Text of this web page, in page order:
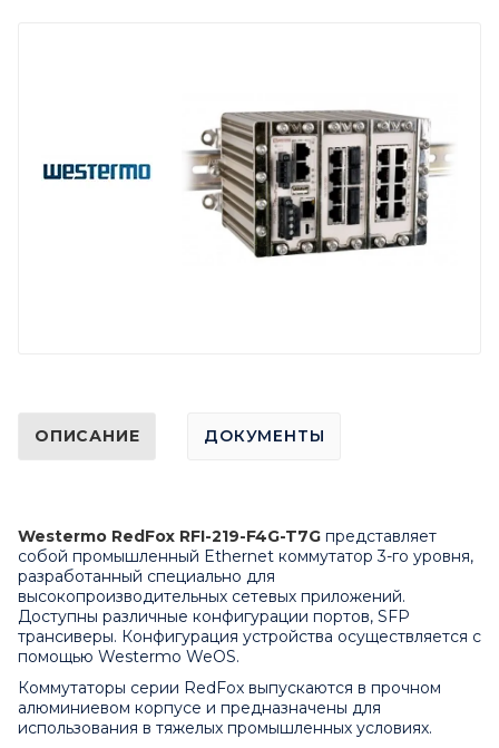
ОПИСАНИЕ ДОКУМЕНТЫ
Westermo RedFox RFI-219-F4G-T7G представляет
собой промышленный Ethernet коммутатор 3-го уровня,
разработанный специально для
высокопроизводительных сетевых приложений.
Доступны различные конфигурации портов, SFP
трансиверы. Конфигурация устройства осуществляется с
помощью Westermo WeOS.
Коммутаторы серии RedFox выпускаются в прочном
алюминиевом корпусе и предназначены для
использования в тяжелых промышленных условиях.